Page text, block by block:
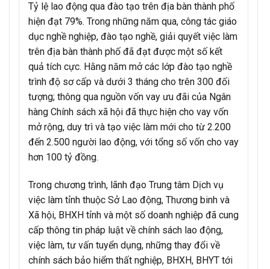
Tỷ lệ lao động qua đào tạo trên địa bàn thành phố
hiện đạt 79%. Trong những năm qua, công tác giáo
dục nghề nghiệp, đào tạo nghề, giải quyết việc làm
trên địa bàn thành phố đã đạt được một số kết
quả tích cực. Hằng năm mở các lớp đào tạo nghề
trình độ sơ cấp và dưới 3 tháng cho trên 300 đối
tượng; thông qua nguồn vốn vay ưu đãi của Ngân
hàng Chính sách xã hội đã thực hiện cho vay vốn
mở rộng, duy trì và tạo việc làm mới cho từ 2.200
đến 2.500 người lao động, với tổng số vốn cho vay
hơn 100 tỷ đồng.
Trong chương trình, lãnh đạo Trung tâm Dịch vụ
việc làm tỉnh thuộc Sở Lao động, Thương binh và
Xã hội, BHXH tỉnh và một số doanh nghiệp đã cung
cấp thông tin pháp luật về chính sách lao động,
việc làm, tư vấn tuyển dụng, những thay đổi về
chính sách bảo hiểm thất nghiệp, BHXH, BHYT tới